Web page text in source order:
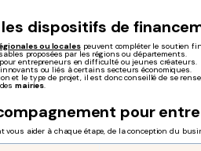
dispositifs de
ou localespeuvent compléter le soutien
proposées par les régions ou départements.
entrepreneurs en difficulté ou jeunes créateurs.
ou liés à certains secteurs économiques.
et le type de projet, il est donc conseillé de se
mairies
pour
vous aider à chaque étape, de la conception du